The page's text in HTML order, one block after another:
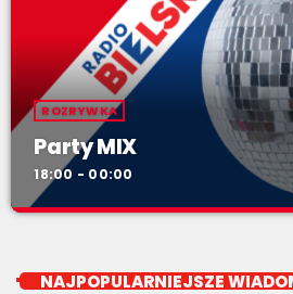
ROZRYWKA
Party MIX
18:00 - 00:00
NAJPOPULARNIEJSZE